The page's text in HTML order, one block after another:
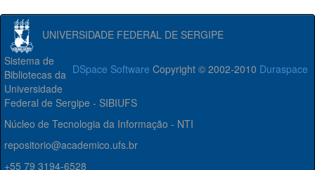
UNIVERSIDADE FEDERAL DE SERGIPE
DSpace Software Copyright © 2002-2010 Duraspace
Sistema de
Bibliotecas da
Universidade
Federal de Sergipe - SIBIUFS
Núcleo de Tecnologia da Informação - NTI
repositorio@academico.ufs.br
+55 79 3194-6528